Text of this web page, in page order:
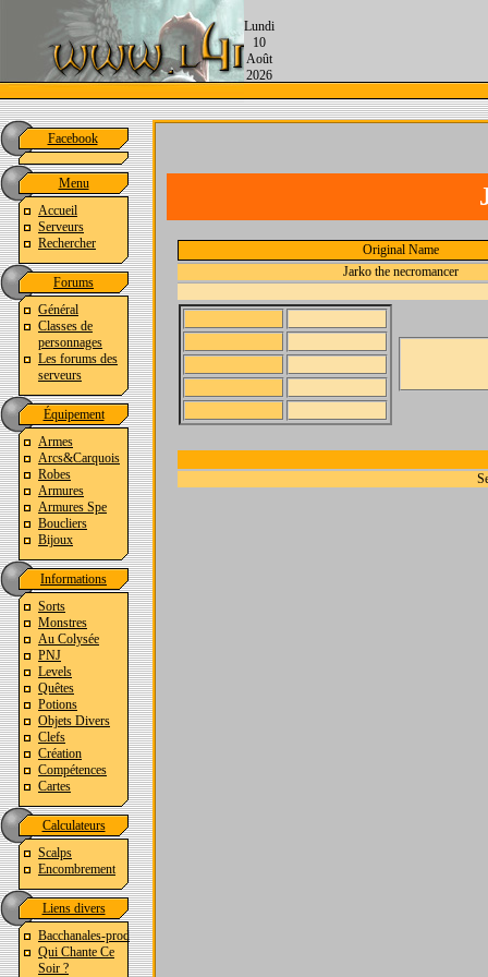
Lundi
10
Août
2026
Facebook
Menu
Accueil
Serveurs
Rechercher
Forums
Général
Classes de
personnages
Les forums des
serveurs
Équipement
Armes
Arcs&Carquois
Robes
Armures
Armures Spe
Boucliers
Bijoux
Informations
Sorts
Monstres
Au Colysée
PNJ
Levels
Quêtes
Potions
Objets Divers
Clefs
Création
Compétences
Cartes
Calculateurs
Scalps
Encombrement
Liens divers
Bacchanales-prod
Qui Chante Ce
Soir ?
Original Name
Jarko the necromancer